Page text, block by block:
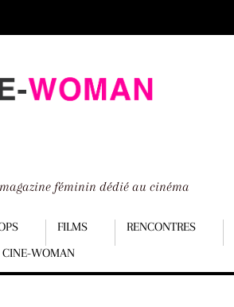
féminin dédié au cinéma
FILMS RENCONTRES
CINE-WOMAN